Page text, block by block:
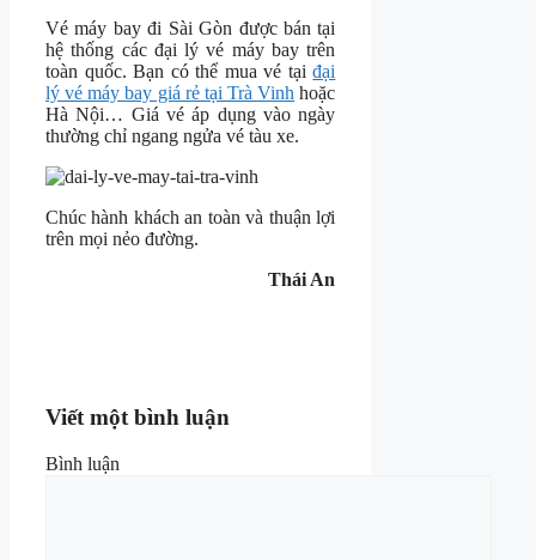
Vé máy bay đi Sài Gòn được bán tại
hệ thống các đại lý vé máy bay trên
toàn quốc. Bạn có thể mua vé tạiđại
lý vé máy bay giá rẻ tại Trà Vinh hoặc
Hà Nội… Giá vé áp dụng vào ngày
thường chỉ ngang ngửa vé tàu xe.
Chúc hành khách an toàn và thuận lợi
trên mọi nẻo đường.
Thái An
Viết một bình luận
Bình luận